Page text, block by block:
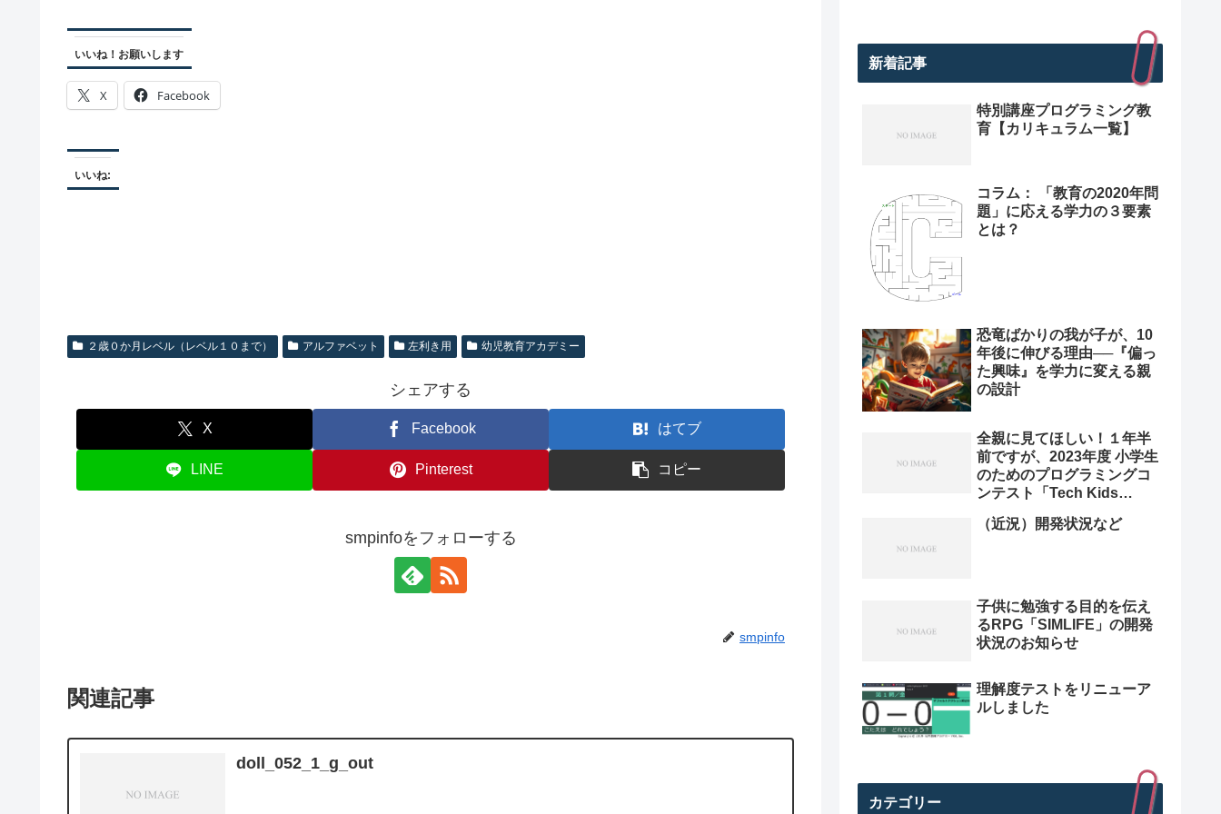
いいね！お願いします
X Facebook
いいね:
２歳０か月レベル（レベル１０まで） アルファベット 左利き用 幼児教育アカデミー
シェアする
X Facebook はてブ
LINE Pinterest コピー
smpinfoをフォローする
smpinfo
関連記事
doll_052_1_g_out
新着記事
特別講座プログラミング教
育【カリキュラム一覧】
コラム： 「教育の2020年問
題」に応える学力の３要素
とは？
恐竜ばかりの我が子が、10
年後に伸びる理由──『偏っ
た興味』を学力に変える親
の設計
全親に見てほしい！１年半
前ですが、2023年度 小学生
のためのプログラミングコ
ンテスト「Tech Kids
勝プレゼン動画を紹介。プ
（近況）開発状況など
子供に勉強する目的を伝え
るRPG「SIMLIFE」の開発
状況のお知らせ
理解度テストをリニューア
ルしました
カテゴリー